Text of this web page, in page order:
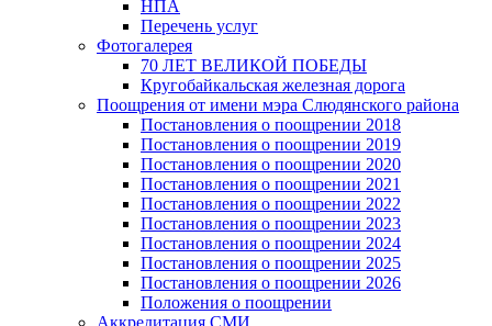
НПА
Перечень услуг
Фотогалерея
70 ЛЕТ ВЕЛИКОЙ ПОБЕДЫ
Кругобайкальская железная дорога
Поощрения от имени мэра Слюдянского района
Постановления о поощрении 2018
Постановления о поощрении 2019
Постановления о поощрении 2020
Постановления о поощрении 2021
Постановления о поощрении 2022
Постановления о поощрении 2023
Постановления о поощрении 2024
Постановления о поощрении 2025
Постановления о поощрении 2026
Положения о поощрении
Аккредитация СМИ